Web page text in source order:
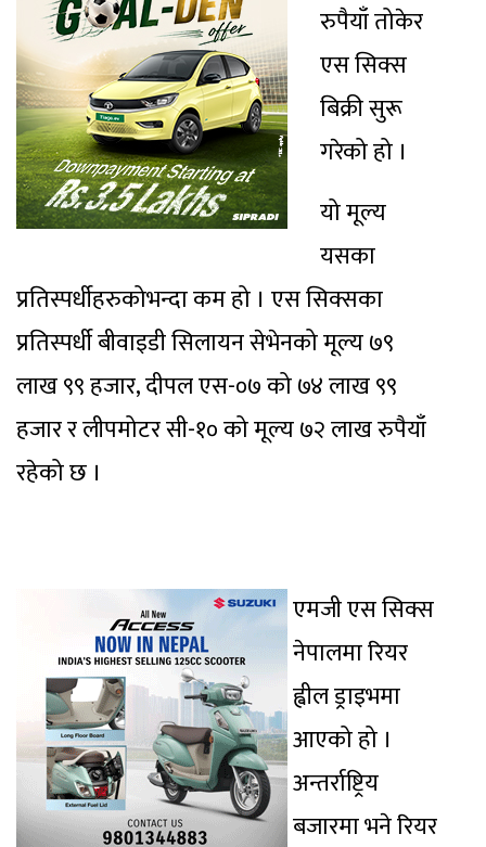
रुपैयाँ तोकेर
एस सिक्स
बिक्री सुरू
गरेको हो ।
यो मूल्य
यसका
प्रतिस्पर्धीहरुकोभन्दा कम हो । एस सिक्सका
प्रतिस्पर्धी बीवाइडी सिलायन सेभेनको मूल्य ७९
लाख ९९ हजार, दीपल एस-०७ को ७४ लाख ९९
हजार र लीपमोटर सी-१० को मूल्य ७२ लाख रुपैयाँ
रहेको छ ।
एमजी एस सिक्स
नेपालमा रियर
ह्वील ड्राइभमा
आएको हो ।
अन्तर्राष्ट्रिय
बजारमा भनेरियर